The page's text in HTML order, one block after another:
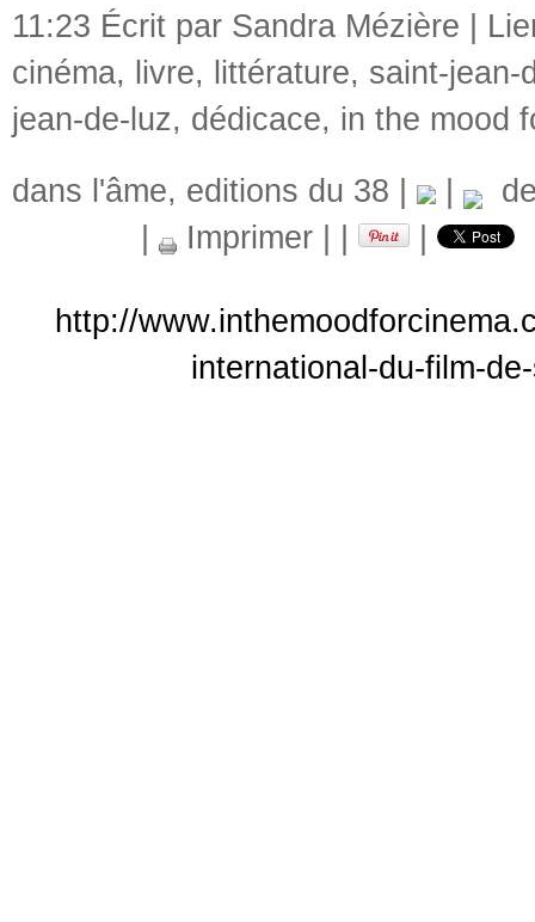
11:23 Écrit par Sandra Mézière |
cinéma, livre, littérature, saint-jean-
jean-de-luz, dédicace, in the mood
dans l'âme, editions du 38
Imprimer
http://
international-du-film-